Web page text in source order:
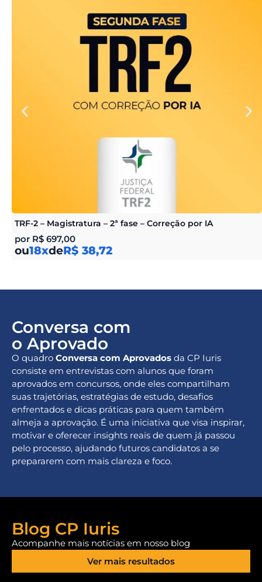
TRF-2 – Magistratura – 2ª fase – Correção por IA
por R$ 697,00
ou18xdeR$ 38,72
Conversa com
o Aprovado
O quadro Conversa com Aprovados da CP Iuris
consiste em entrevistas com alunos que foram
aprovados em concursos, onde eles compartilham
suas trajetórias, estratégias de estudo, desafios
enfrentados e dicas práticas para quem também
almeja a aprovação. É uma iniciativa que visa inspirar,
motivar e oferecer insights reais de quem já passou
pelo processo, ajudando futuros candidatos a se
prepararem com mais clareza e foco.
Blog CP Iuris
Acompanhe mais notícias em nosso blog
Ver mais resultados